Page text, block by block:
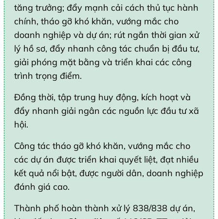
tăng trưởng; đẩy mạnh cải cách thủ tục hành
chính, tháo gỡ khó khăn, vướng mắc cho
doanh nghiệp và dự án; rút ngắn thời gian xử
lý hồ sơ, đẩy nhanh công tác chuẩn bị đầu tư,
giải phóng mặt bằng và triển khai các công
trình trọng điểm.
Đồng thời, tập trung huy động, kích hoạt và
đẩy nhanh giải ngân các nguồn lực đầu tư xã
hội.
Công tác tháo gỡ khó khăn, vướng mắc cho
các dự án được triển khai quyết liệt, đạt nhiều
kết quả nổi bật, được người dân, doanh nghiệp
đánh giá cao.
Thành phố hoàn thành xử lý 838/838 dự án,